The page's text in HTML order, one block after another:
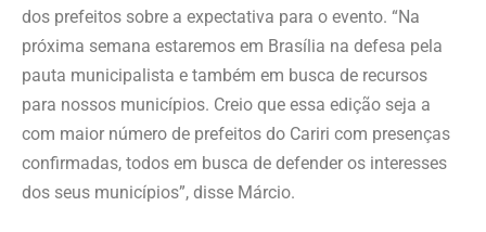
dos prefeitos sobre a expectativa para o evento. “Na
próxima semana estaremos em Brasília na defesa pela
pauta municipalista e também em busca de recursos
para nossos municípios. Creio que essa edição seja a
com maior número de prefeitos do Cariri com presenças
confirmadas, todos em busca de defender os interesses
dos seus municípios”, disse Márcio.